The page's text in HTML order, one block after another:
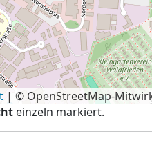
| © OpenStreetMap-
einzeln markiert.